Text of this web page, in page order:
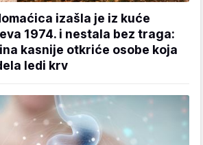
izašla je iz kuće
1974. i nestala bez traga:
kasnije otkriće osobe koja
ledi krv